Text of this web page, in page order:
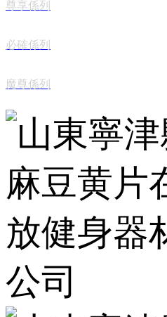
尊享係列
必確係列
魔尊係列